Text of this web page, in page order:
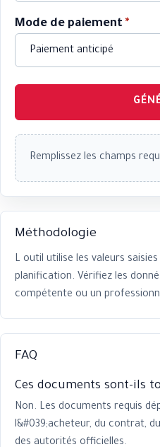
Mode de paiement *
Remplissez les champs
Méthodologie
L outil utilise les valeurs
planification. Vérifiez les
compétente ou un
FAQ
Ces documents sont-ils
Non. Les documents requis
l&#039;acheteur, du contrat,
des autorités officielles.